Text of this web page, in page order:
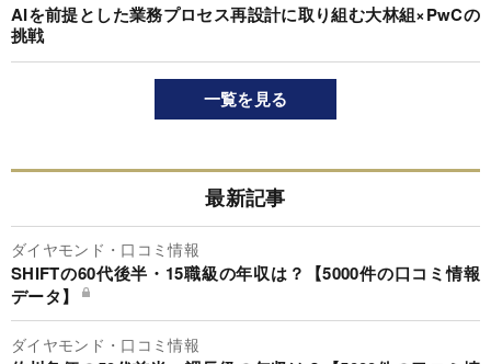
AIを前提とした業務プロセス再設計に取り組む大林組×PwCの
挑戦
一覧を見る
最新記事
ダイヤモンド・口コミ情報
SHIFTの60代後半・15職級の年収は？【5000件の口コミ情報
データ】
ダイヤモンド・口コミ情報